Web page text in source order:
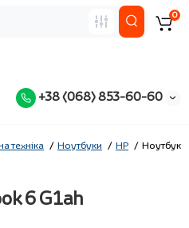
+38 (068) 853-60-60
0
техніка Ноутбуки HP Ноутбук
6 G1ah